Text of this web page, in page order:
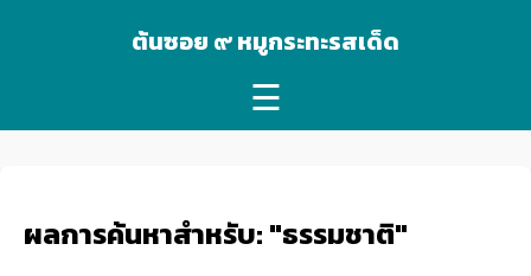
ต้นซอย ๙ หมูกระทะรสเด็ด
☰
ผลการค้นหาสำหรับ: "ธรรมชาติ"